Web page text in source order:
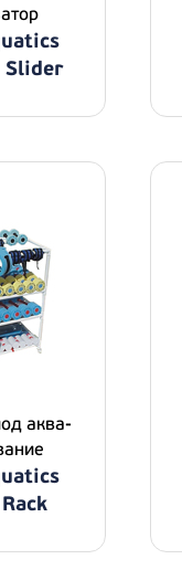
Slider
аква-